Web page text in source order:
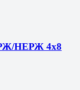
НЕРЖ 4х8